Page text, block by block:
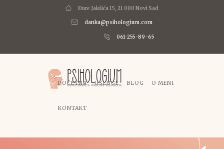
Đure Jakšića 15, 21 000 Novi Sad
danka@psihologium.com
061-255-89-65
POČETNA USLUGE BLOG O MENI
KONTAKT